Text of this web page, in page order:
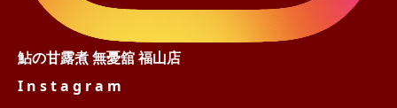
鮎の甘露煮無憂舘 福山店
I n s t a g r a m